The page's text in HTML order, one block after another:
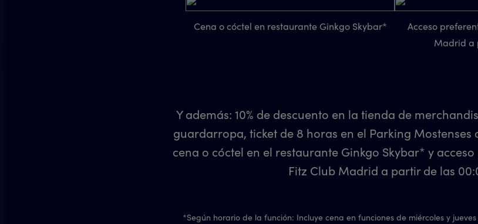
Cena o cóctel en restaurante Ginkgo Skybar*
Acceso
Madrid a
Y además: 10% de descuento en la tienda de
guardarropa, ticket de 8 horas en el Parking Mostenses
cena o cóctel en el restaurante Ginkgo Skybar* y
Fitz Club Madrid a partir de las
*Según horario de la función: Incluye cena en funciones de miércoles y